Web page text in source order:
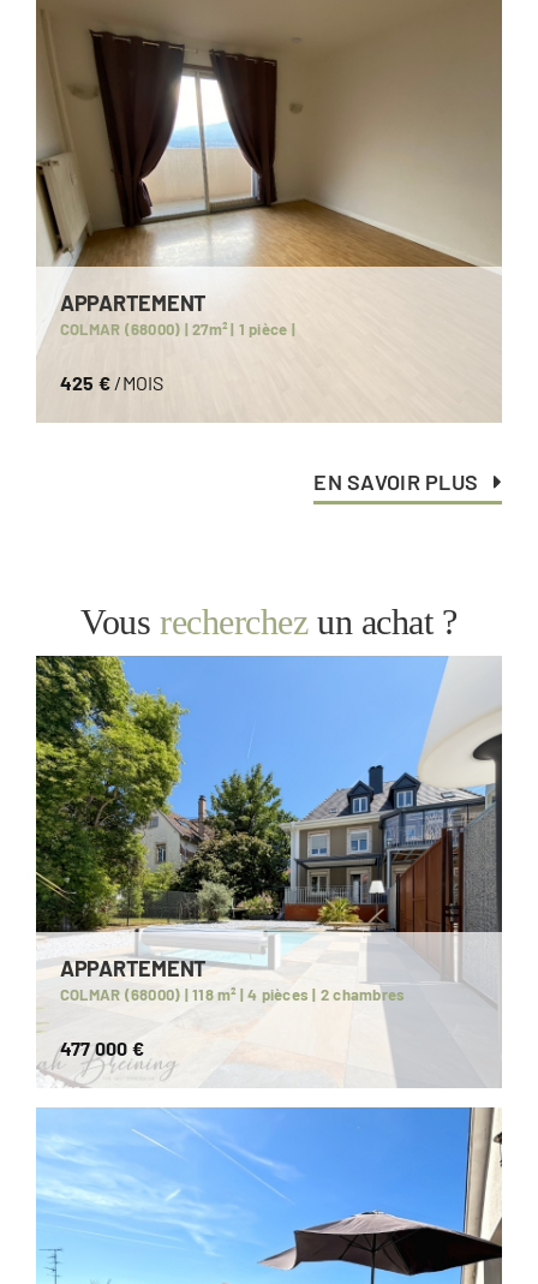
APPARTEMENT
COLMAR (68000) | 27m² | 1 pièce |
425 € /MOIS
EN SAVOIR PLUS
Vousrecherchezun achat ?
APPARTEMENT
COLMAR (68000) | 118 m² | 4 pièces | 2 chambres
477 000 €